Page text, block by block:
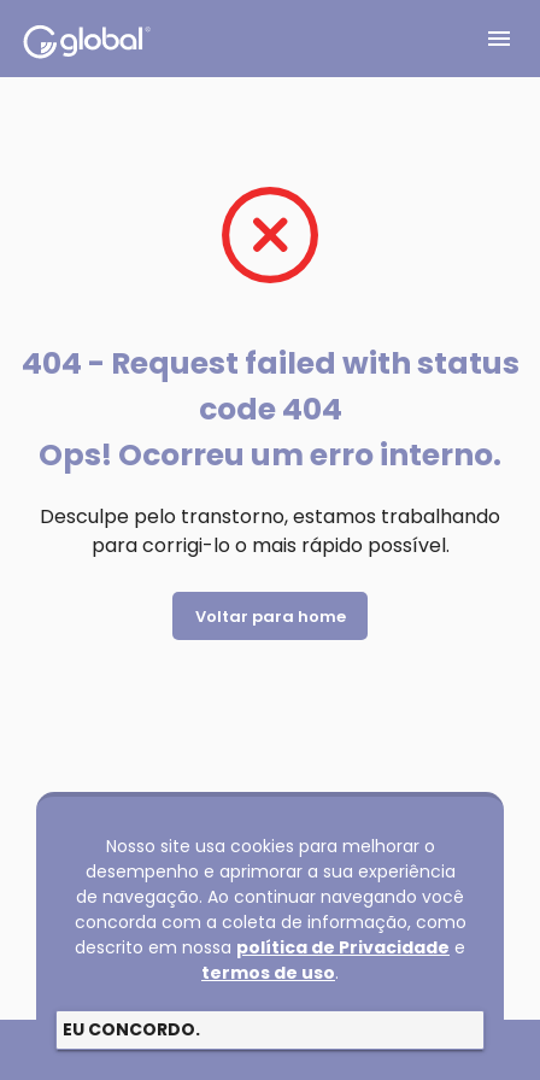
menu
404 - Request failed with status
code 404
Ops! Ocorreu um erro interno.
Desculpe pelo transtorno, estamos trabalhando
para corrigi-lo o mais rápido possível.
Voltar para home
Copyright @2026 GLOBAL SERVICOS LTDA
Nosso site usa cookies para melhorar o
desempenho e aprimorar a sua experiência
de navegação. Ao continuar navegando você
concorda com a coleta de informação, como
descrito em nossa política de Privacidade e
termos de uso.
EU CONCORDO.